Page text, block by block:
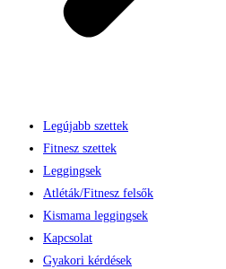
Legújabb szettek
Fitnesz szettek
Leggingsek
Atléták/Fitnesz felsők
Kismama leggingsek
Kapcsolat
Gyakori kérdések